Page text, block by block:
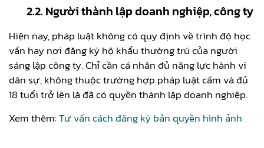
2.2. Người thành lập doanh nghiệp, công ty
Hiện nay, pháp luật không có quy định về trình độ học
vấn hay nơi đăng ký hộ khẩu thường trú của người
sáng lập công ty. Chỉ cần cá nhân đủ năng lực hành vi
dân sự, không thuộc trường hợp pháp luật cấm và đủ
18 tuổi trở lên là đã có quyền thành lập doanh nghiệp.
Xem thêm:Tư vấn cách đăng ký bản quyền hình ảnh